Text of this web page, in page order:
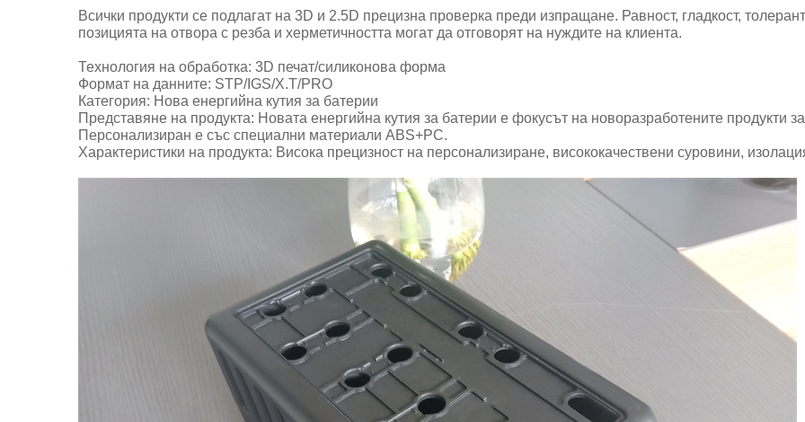
Всички продукти се подлагат на 3D и 2.5D прецизна проверка преди изпращане. Равност, гладкост,
позицията на отвора с резба и херметичността могат да отговорят на нуждите на клиента.
Технология на обработка: 3D печат/силиконова форма
Формат на данните: STP/IGS/X.T/PRO
Категория: Нова енергийна кутия за батерии
Представяне на продукта: Новата енергийна кутия за батерии е фокусът на новоразработените продукти
Персонализиран е със специални материали ABS+PC.
Характеристики на продукта: Висока прецизност на персонализиране, висококачествени суровини,